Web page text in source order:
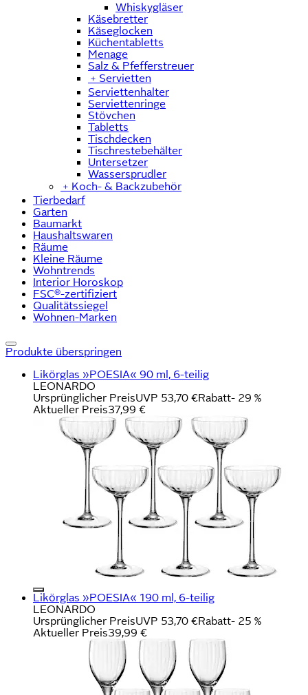
Whiskygläser
Käsebretter
Käseglocken
Küchentabletts
Menage
Salz & Pfefferstreuer
﹢ Servietten
Serviettenhalter
Serviettenringe
Stövchen
Tabletts
Tischdecken
Tischrestebehälter
Untersetzer
Wassersprudler
﹢ Koch- & Backzubehör
Tierbedarf
Garten
Baumarkt
Haushaltswaren
Räume
Kleine Räume
Wohntrends
Interior Horoskop
FSC®-zertifiziert
Qualitätssiegel
Wohnen-Marken
Produkte überspringen
Likörglas »POESIA« 90 ml, 6-teilig
LEONARDO
Ursprünglicher PreisUVP 53,70 €Rabatt- 29 %
Aktueller Preis37,99 €
Likörglas »POESIA« 190 ml, 6-teilig
LEONARDO
Ursprünglicher PreisUVP 53,70 €Rabatt- 25 %
Aktueller Preis39,99 €